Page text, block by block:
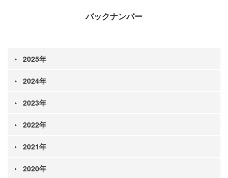
バックナンバー
2025年
2024年
2023年
2022年
2021年
2020年